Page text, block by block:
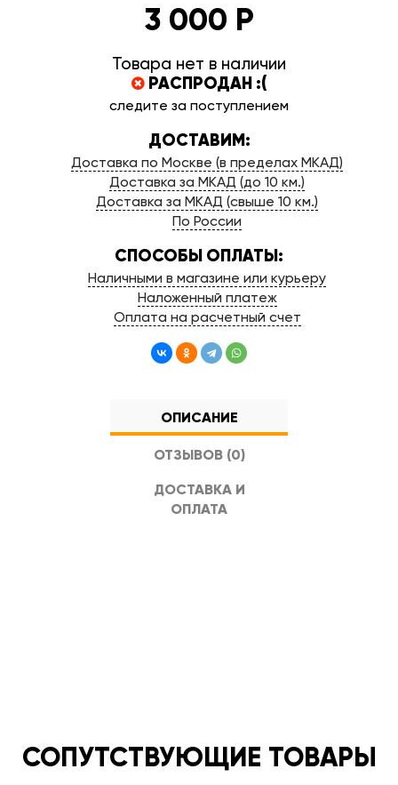
3 000 Р
Товара нет в наличии
РАСПРОДАН :(
следите за поступлением
ДОСТАВИМ:
Доставка по Москве (в пределах МКАД)
Доставка за МКАД (до 10 км.)
Доставка за МКАД (свыше 10 км.)
По России
СПОСОБЫ ОПЛАТЫ:
Наличными в магазине или курьеру
Наложенный платеж
Оплата на расчетный счет
ОПИСАНИЕ
ОТЗЫВОВ (0)
ДОСТАВКА И
ОПЛАТА
СОПУТСТВУЮЩИЕ ТОВАРЫ